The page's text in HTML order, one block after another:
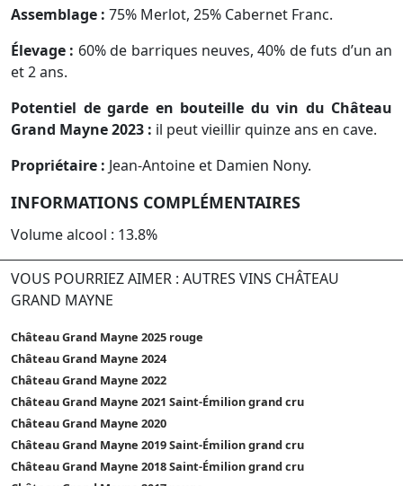
Assemblage : 75% Merlot, 25% Cabernet Franc.
Élevage : 60% de barriques neuves, 40% de futs d’un an
et 2 ans.
Potentiel de garde en bouteille du vin du Château
Grand Mayne 2023 : il peut vieillir quinze ans en cave.
Propriétaire : Jean-Antoine et Damien Nony.
INFORMATIONS COMPLÉMENTAIRES
Volume alcool : 13.8%
VOUS POURRIEZ AIMER : AUTRES VINS CHÂTEAU
GRAND MAYNE
Château Grand Mayne 2025 rouge
Château Grand Mayne 2024
Château Grand Mayne 2022
Château Grand Mayne 2021 Saint-Émilion grand cru
Château Grand Mayne 2020
Château Grand Mayne 2019 Saint-Émilion grand cru
Château Grand Mayne 2018 Saint-Émilion grand cru